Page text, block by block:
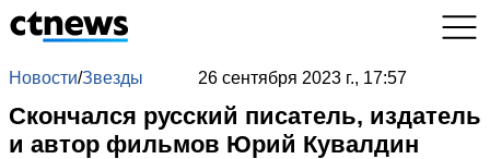
Новости/Звезды 26 сентября 2023 г., 17:57
Скончался русский писатель, издатель
и автор фильмов Юрий Кувалдин